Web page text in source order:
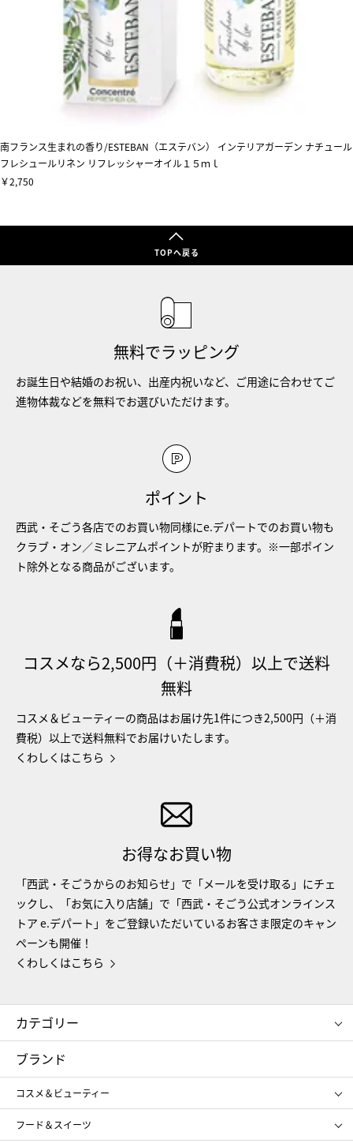
南フランス生まれの香り/ESTEBAN（エステバン） インテリアガーデン ナチュール
フレシュールリネン リフレッシャーオイル１５ｍｌ
￥2,750
TOPへ戻る
無料でラッピング
お誕生日や結婚のお祝い、出産内祝いなど、ご用途に合わせてご
進物体裁などを無料でお選びいただけます。
ポイント
西武・そごう各店でのお買い物同様にe.デパートでのお買い物も
クラブ・オン／ミレニアムポイントが貯まります。※一部ポイン
ト除外となる商品がございます。
コスメなら2,500円（＋消費税）以上で送料
無料
コスメ＆ビューティーの商品はお届け先1件につき2,500円（＋消
費税）以上で送料無料でお届けいたします。
くわしくはこちら
お得なお買い物
「西武・そごうからのお知らせ」で「メールを受け取る」にチェ
ックし、「お気に入り店舗」で「西武・そごう公式オンラインス
トア e.デパート」をご登録いただいているお客さま限定のキャン
ペーンも開催！
くわしくはこちら
カテゴリー
コスメ＆ビューティー
ギフト
レディース
メンズ
スポーツ・アウトドア
お中元
お歳暮
ブランド
コスメ＆ビューティー
SHISEIDO
ポール&ジョー ボーテ
ジルスチュアート
フード＆スイーツ